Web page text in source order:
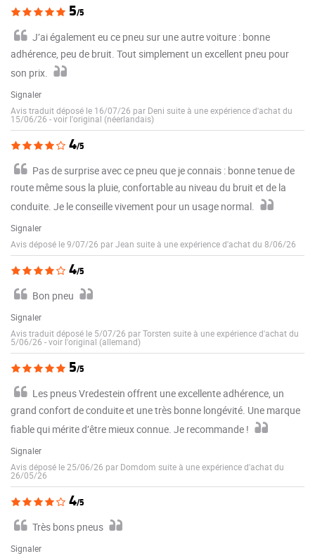
5/5
J’ai également eu ce pneu sur une autre voiture : bonne
adhérence, peu de bruit. Tout simplement un excellent pneu pour
son prix.
Signaler
Avis traduit déposé le 16/07/26 par Deni suite à une expérience d'achat du
15/06/26 -voir l'original (néerlandais)
4/5
Pas de surprise avec ce pneu que je connais : bonne tenue de
route même sous la pluie, confortable au niveau du bruit et de la
conduite. Je le conseille vivement pour un usage normal.
Signaler
Avis déposé le 9/07/26 par Jean suite à une expérience d'achat du 8/06/26
4/5
Bon pneu
Signaler
Avis traduit déposé le 5/07/26 par Torsten suite à une expérience d'achat du
5/06/26 -voir l'original (allemand)
5/5
Les pneus Vredestein offrent une excellente adhérence, un
grand confort de conduite et une très bonne longévité. Une marque
fiable qui mérite d’être mieux connue. Je recommande !
Signaler
Avis déposé le 25/06/26 par Domdom suite à une expérience d'achat du
26/05/26
4/5
Très bons pneus
Signaler